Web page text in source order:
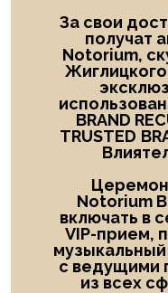
За свои
получат
Notorium,
BRAND
TRUSTED
Notorium
включать в
VIP-прием,
с ведущими
из всех